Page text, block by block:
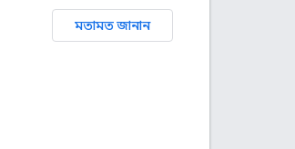
মতামত জানান